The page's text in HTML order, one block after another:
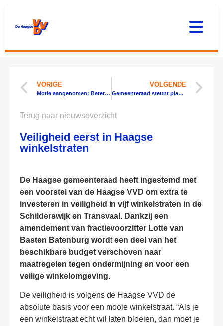
VORIGE
Motie aangenomen: Beter zorgen voor het Zeeheldenkwartier
VOLGENDE
Gemeenteraad steunt plan Haagse VVD: meer leven in de Noordboulevard
Terug naar nieuwsoverzicht
Veiligheid eerst in Haagse
winkelstraten
De Haagse gemeenteraad heeft ingestemd met
een voorstel van de Haagse VVD om extra te
investeren in veiligheid in vijf winkelstraten in de
Schilderswijk en Transvaal. Dankzij een
amendement van fractievoorzitter Lotte van
Basten Batenburg wordt een deel van het
beschikbare budget verschoven naar
maatregelen tegen ondermijning en voor een
veilige winkelomgeving.
De veiligheid is volgens de Haagse VVD de
absolute basis voor een mooie winkelstraat. “Als je
een winkelstraat echt wil laten bloeien, dan moet je